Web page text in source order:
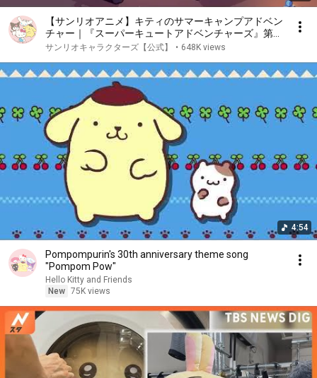
【サンリオアニメ】キティのサマーキャンプアドベン
チャー｜『スーパーキュートアドベンチャーズ』第4
シリーズ第14話
サンリオキャラクターズ【公式】 • 648K views
4:54
Pompompurin's 30th anniversary theme song
"Pompom Pow"
Hello Kitty and Friends
New 75K views